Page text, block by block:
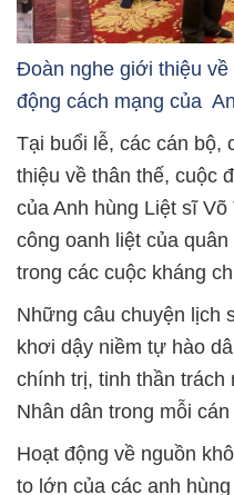
Đoàn nghe giới thiệu
động cách mạng của
Tại buổi lễ, các cán bộ,
thiệu về thân thế, cuộc
của Anh hùng Liệt sĩ
công oanh liệt của
trong các cuộc kháng
Những câu chuyện lịch
khơi dậy niềm tự hào
chính trị, tinh thần trách
Nhân dân trong mỗi
Hoạt động về nguồn
to lớn của các anh